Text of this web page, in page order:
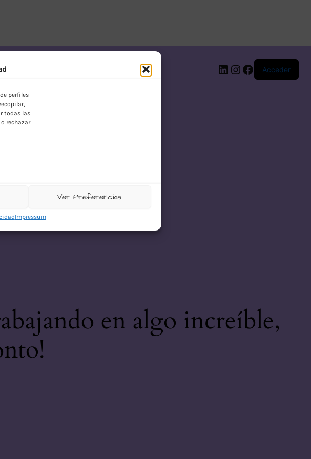
perfiles
todas las
o rechazar
Ver Preferencias
Impressum
LinkedIn
Instagram
Facebook
Acceder
en algo increíble,